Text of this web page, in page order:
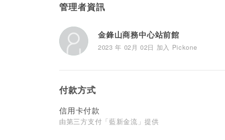
管理者資訊
金鋒山商務中心站前館
2023 年 02月 02日 加入 Pickone
付款方式
信用卡付款
由第三方支付「藍新金流」提供